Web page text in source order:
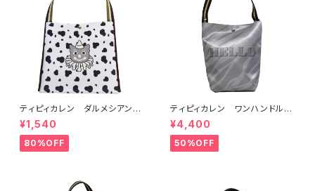
ティピィカレン ダルメシアン2
WAYワンハンドルミニバッグ
¥1,540
80%OFF
ティピィカレン ワンハンドルペ
ンギンシルバー2WAYバゲットバ
ッグ
¥4,400
50%OFF